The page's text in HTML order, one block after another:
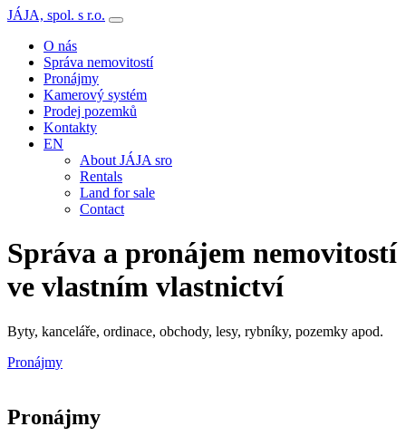
JÁJA, spol. s r.o.
O nás
Správa nemovitostí
Pronájmy
Kamerový systém
Prodej pozemků
Kontakty
EN
About JÁJA sro
Rentals
Land for sale
Contact
Správa a pronájem nemovitostí
ve vlastním vlastnictví
Byty, kanceláře, ordinace, obchody, lesy, rybníky, pozemky apod.
Pronájmy
Pronájmy